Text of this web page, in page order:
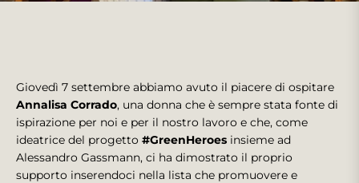
Giovedì 7 settembre abbiamo avuto il piacere di ospitare
Annalisa Corrado, una donna che è sempre stata fonte di
ispirazione per noi e per il nostro lavoro e che, come
ideatrice del progetto #GreenHeroes insieme ad
Alessandro Gassmann, ci ha dimostrato il proprio
supporto inserendoci nella lista che promuovere e